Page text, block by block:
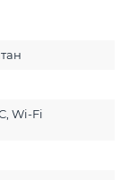
Wi-Fi